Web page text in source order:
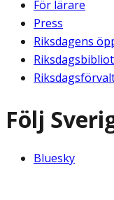
För lärare
Press
Riksdagens
Följ
Bluesky